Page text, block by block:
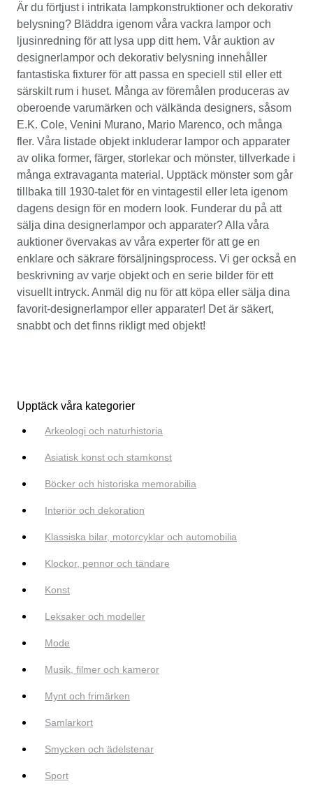
Är du förtjust i intrikata lampkonstruktioner och dekorativ
belysning? Bläddra igenom våra vackra lampor och
ljusinredning för att lysa upp ditt hem. Vår auktion av
designerlampor och dekorativ belysning innehåller
fantastiska fixturer för att passa en speciell stil eller ett
särskilt rum i huset. Många av föremålen produceras av
oberoende varumärken och välkända designers, såsom
E.K. Cole, Venini Murano, Mario Marenco, och många
fler. Våra listade objekt inkluderar lampor och apparater
av olika former, färger, storlekar och mönster, tillverkade i
många extravaganta material. Upptäck mönster som går
tillbaka till 1930-talet för en vintagestil eller leta igenom
dagens design för en modern look. Funderar du på att
sälja dina designerlampor och apparater? Alla våra
auktioner övervakas av våra experter för att ge en
enklare och säkrare försäljningsprocess. Vi ger också en
beskrivning av varje objekt och en serie bilder för ett
visuellt intryck. Anmäl dig nu för att köpa eller sälja dina
favorit-designerlampor eller apparater! Det är säkert,
snabbt och det finns rikligt med objekt!
Upptäck våra kategorier
Arkeologi och naturhistoria
Asiatisk konst och stamkonst
Böcker och historiska memorabilia
Interiör och dekoration
Klassiska bilar, motorcyklar och automobilia
Klockor, pennor och tändare
Konst
Leksaker och modeller
Mode
Musik, filmer och kameror
Mynt och frimärken
Samlarkort
Smycken och ädelstenar
Sport